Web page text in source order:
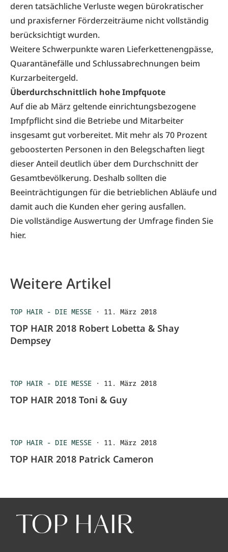
deren tatsächliche Verluste wegen bürokratischer
und praxisferner Förderzeiträume nicht vollständig
berücksichtigt wurden.
Weitere Schwerpunkte waren Lieferkettenengpässe,
Quarantänefälle und Schlussabrechnungen beim
Kurzarbeitergeld.
Überdurchschnittlich hohe Impfquote
Auf die ab März geltende einrichtungsbezogene
Impfpflicht sind die Betriebe und Mitarbeiter
insgesamt gut vorbereitet. Mit mehr als 70 Prozent
geboosterten Personen in den Belegschaften liegt
dieser Anteil deutlich über dem Durchschnitt der
Gesamtbevölkerung. Deshalb sollten die
Beeinträchtigungen für die betrieblichen Abläufe und
damit auch die Kunden eher gering ausfallen.
Die vollständige Auswertung der Umfrage finden Sie
hier.
Weitere Artikel
TOP HAIR - DIE MESSE · 11. März 2018
TOP HAIR 2018 Robert Lobetta & Shay
Dempsey
TOP HAIR - DIE MESSE · 11. März 2018
TOP HAIR 2018 Toni & Guy
TOP HAIR - DIE MESSE · 11. März 2018
TOP HAIR 2018 Patrick Cameron